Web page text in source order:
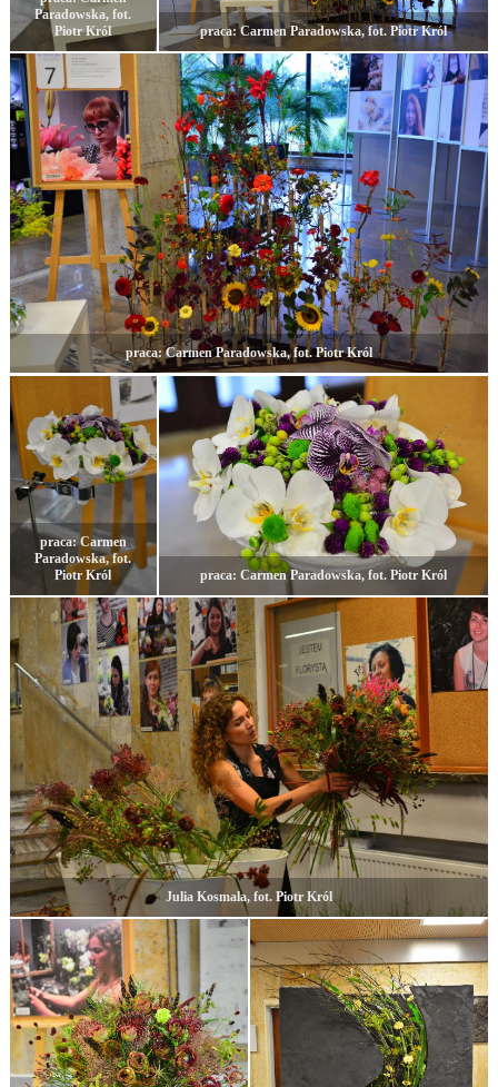
Paradowska, fot.
Piotr Król
praca: Carmen Paradowska, fot. Piotr Król
praca: Carmen Paradowska, fot. Piotr Król
praca: Carmen
Paradowska, fot.
Piotr Król
praca: Carmen Paradowska, fot. Piotr Król
Julia Kosmala, fot. Piotr Król